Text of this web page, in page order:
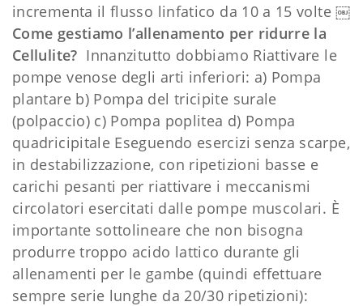
incrementa il flusso linfatico da 10 a 15 volte ￼
Come gestiamo l’allenamento per ridurre la
Cellulite? Innanzitutto dobbiamo Riattivare le
pompe venose degli arti inferiori: a) Pompa
plantare b) Pompa del tricipite surale
(polpaccio) c) Pompa poplitea d) Pompa
quadricipitale Eseguendo esercizi senza scarpe,
in destabilizzazione, con ripetizioni basse e
carichi pesanti per riattivare i meccanismi
circolatori esercitati dalle pompe muscolari. È
importante sottolineare che non bisogna
produrre troppo acido lattico durante gli
allenamenti per le gambe (quindi effettuare
sempre serie lunghe da 20/30 ripetizioni):